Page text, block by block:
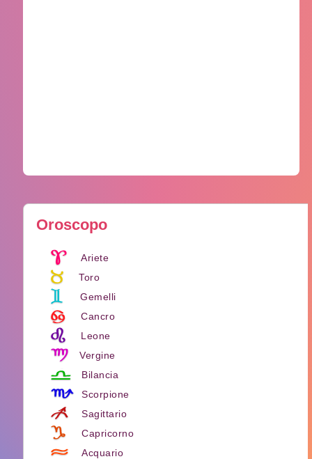
Oroscopo
Ariete
Toro
Gemelli
Cancro
Leone
Vergine
Bilancia
Scorpione
Sagittario
Capricorno
Acquario